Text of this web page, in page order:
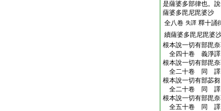
是薩婆多部律也。
薩婆多毘尼毘婆沙
全八卷 失譯 釋十誦
續薩婆多毘尼毘婆
根本說一切有部毘
全四十卷 義淨
根本說一切有部毘
全二十卷 同
根本說一切有部苾
全二十卷 同
根本說一切有部毘
全五十卷 同